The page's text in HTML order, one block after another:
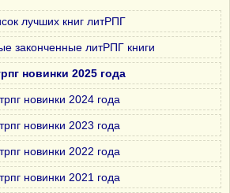
лучших книг литРПГ
законченные литРПГ книги
новинки 2025 года
новинки 2024 года
новинки 2023 года
новинки 2022 года
новинки 2021 года